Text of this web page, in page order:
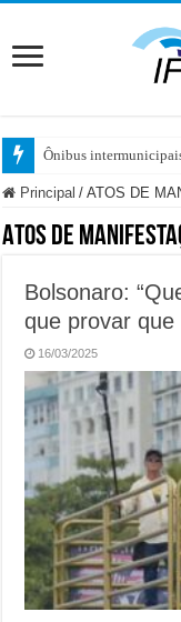
Ônibus intermunicipais
Principal / ATOS DE
ATOS DE
Bolsonaro:
que provar que
16/03/2025